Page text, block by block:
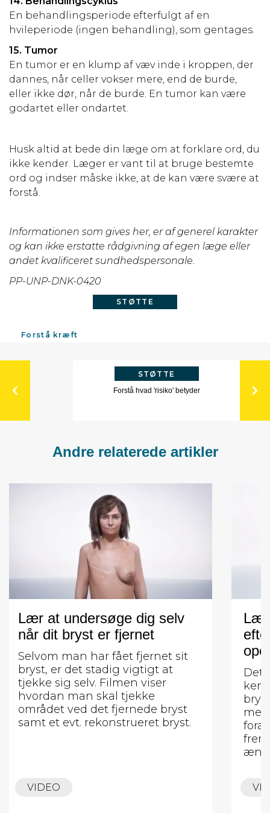
En behandlingsperiode efterfulgt af en
hvileperiode (ingen behandling), som gentages.
15. Tumor
En tumor er en klump af væv inde i kroppen, der
dannes, når celler vokser mere, end de burde,
eller ikke dør, når de burde. En tumor kan være
godartet eller ondartet.
Husk altid at bede din læge om at forklare ord, du
ikke kender. Læger er vant til at bruge bestemte
ord og indser måske ikke, at de kan være svære at
forstå.
Informationen som gives her, er af generel karakter
og kan ikke erstatte rådgivning af egen læge eller
andet kvalificeret sundhedspersonale.
PP-UNP-DNK-0420
STØTTE
Forstå kræft
STØTTE
Forstå hvad 'risiko' betyder
Andre relaterede artikler
Lær at undersøge dig selv
når dit bryst er fjernet
Selvom man har fået fjernet sit
bryst, er det stadig vigtigt at
tjekke sig selv. Filmen viser
hvordan man skal tjekke
området ved det fjernede bryst
samt et evt. rekonstrueret bryst.
VIDEO
Lær
Det